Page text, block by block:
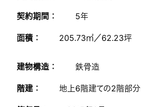
契約期間 ： 5年
面積 ： 205.73㎡／62.23坪
建物構造 ： 鉄骨造
階建 ： 地上6階建ての2階部分